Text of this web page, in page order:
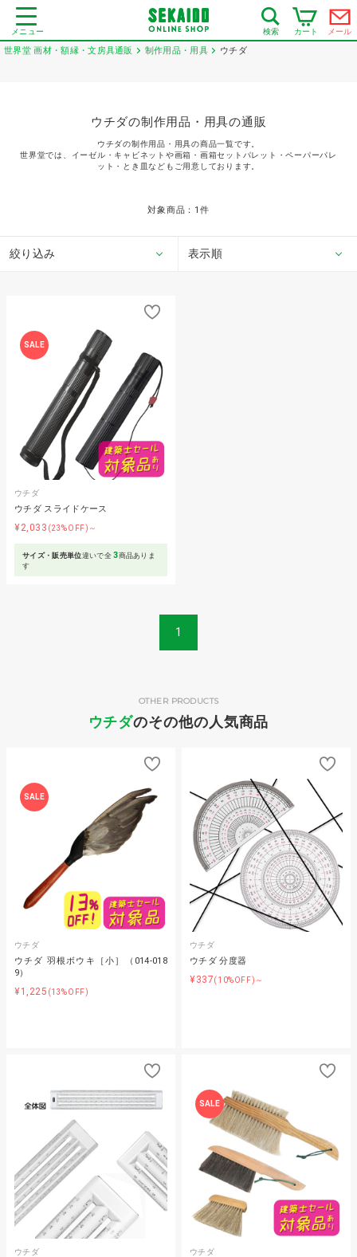
メニュー 検索 カート メール
世界堂 画材・額縁・文房具通販 制作用品・用具 ウチダ
ウチダの制作用品・用具の通販
ウチダの制作用品・用具の商品一覧です。
世界堂では、イーゼル・キャビネットや画箱・画箱セットパレット・ペーパーパレ
ット・とき皿などもご用意しております。
対象商品： 1 件
絞り込み 表示順
SALE
ウチダ
ウチダ スライドケース
¥2,033 (23%OFF)～
サイズ・販売単位違いで全3商品ありま
す
1
ウチダのその他の人気商品
OTHER PRODUCTS
SALE
ウチダ
ウチダ 羽根ボウキ［小］（014-018
9）
¥1,225 (13%OFF)
ウチダ
ウチダ 分度器
¥337(10%OFF)～
ウチダ
SALE
ウチダ